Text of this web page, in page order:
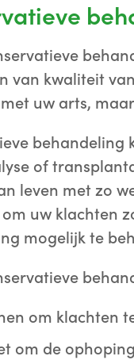
van kwaliteit
uw arts,
behandeling
of
leven met zo
uw klachten
mogelijk te
om klachten
om de